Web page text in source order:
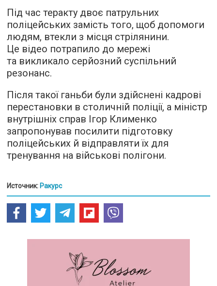
Під час теракту двоє патрульних
поліцейських замість того, щоб допомоги
людям, втекли з місця стрілянини.
Це відео потрапило до мережі
та викликало серйозний суспільний
резонанс.
Після такої ганьби були здійснені кадрові
перестановки в столичній поліції, а міністр
внутрішніх справ Ігор Клименко
запропонував посилити підготовку
поліцейських й відправляти їх для
тренування на військові полігони.
Источник: Ракурс